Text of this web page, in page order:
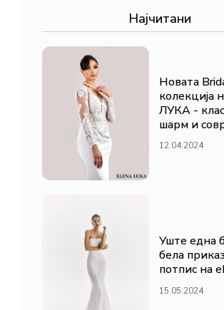
Најчитани
Новата
колекција
ЛУКА -
шарм и
12.04.2024
Уште една
бела
потпис на
15.05.2024